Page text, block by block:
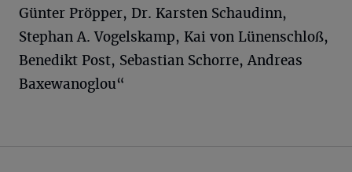
Günter Pröpper, Dr. Karsten Schaudinn,
Stephan A. Vogelskamp, Kai von Lünenschloß,
Benedikt Post, Sebastian Schorre, Andreas
Baxewanoglou“